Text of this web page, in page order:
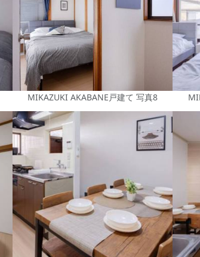
MIKAZUKI AKABANE戸建て 写真8